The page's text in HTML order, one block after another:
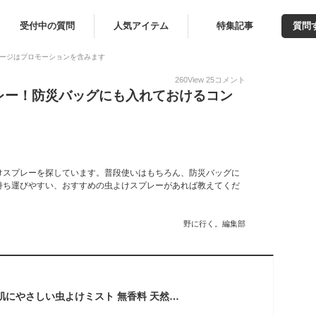
受付中の質問 人気アイテム 特集記事 質問
ジはプロモーションを含みます
260View 25コメント
！防災バッグにも入れておけるコン
プレーを探しています。普段使いはもちろん、防災バッグに
運びやすい、おすすめの虫よけスプレーがあれば教えてくだ
野に行く。編集部
ライオンケミカル お肌にやさしい虫よけミスト 無香料 天然ユーカリオイル配合 携帯用 60mL 虫除け